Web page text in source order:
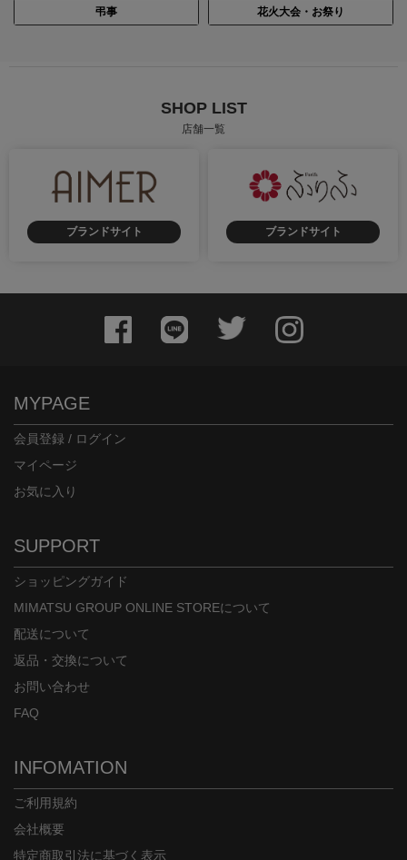
弔事 花火大会・お祭り
SHOP LIST
店舗一覧
ブランドサイト ブランドサイト
MYPAGE
会員登録 / ログイン
マイページ
お気に入り
SUPPORT
ショッピングガイド
MIMATSU GROUP ONLINE STOREについて
配送について
返品・交換について
お問い合わせ
FAQ
INFOMATION
ご利用規約
会社概要
特定商取引法に基づく表示